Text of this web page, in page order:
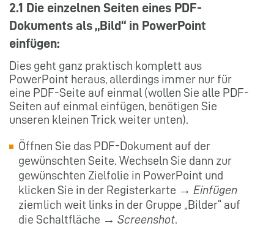
2.1 Die einzelnen Seiten eines PDF-
Dokuments als „Bild“ in PowerPoint
einfügen:
Dies geht ganz praktisch komplett aus
PowerPoint heraus, allerdings immer nur für
eine PDF-Seite auf einmal (wollen Sie alle PDF-
Seiten auf einmal einfügen, benötigen Sie
unseren kleinen Trick weiter unten).
Öffnen Sie das PDF-Dokument auf der
gewünschten Seite. Wechseln Sie dann zur
gewünschten Zielfolie in PowerPoint und
klicken Sie in der Registerkarte → Einfügen
ziemlich weit links in der Gruppe „Bilder“ auf
die Schaltfläche → Screenshot